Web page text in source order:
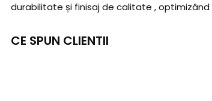
durabilitate și finisaj de calitate ,
CE SPUN CLIENTII